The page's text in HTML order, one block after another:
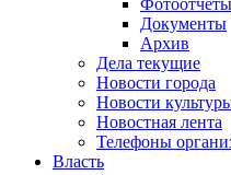
Фотоотчеты
Документы
Архив
Дела текущие
Новости города
Новости
Новостная лента
Телефоны
Власть